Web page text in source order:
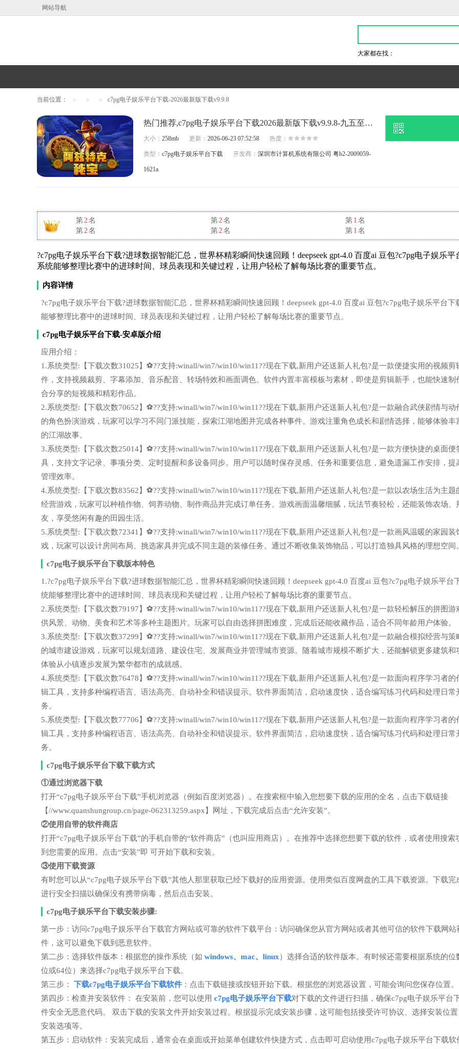
网站导航
大家都在找：
当前位置： > > > c7pg电子娱乐平台下载-2026最新版下载v9.9.8
热门推荐,c7pg电子娱乐平台下载2026最新版下载v9.9.8-九五至尊2电子游戏官网
大小：258mb 更新：2026-06-23 07:52:58 热度：
类型：c7pg电子娱乐平台下载 开发商：深圳市计算机系统有限公司粤b2-2009059-
1621a
第2名 第2名 第 1 名
第2名 第2名 第 1 名
?c7pg电子娱乐平台下载?进球数据智能汇总，世界杯精彩瞬间快速回顾！deepseek gpt-4.0 百度ai 豆包?c7pg电子娱乐平
系统能够整理比赛中的进球时间、球员表现和关键过程，让用户轻松了解每场比赛的重要节点。
内容详情
?c7pg电子娱乐平台下载?进球数据智能汇总，世界杯精彩瞬间快速回顾！deepseek gpt-4.0 百度ai 豆包?c7pg电子娱乐平台下
能够整理比赛中的进球时间、球员表现和关键过程，让用户轻松了解每场比赛的重要节点。
c7pg电子娱乐平台下载-安卓版介绍
应用介绍：
1.系统类型:【下载次数31025】⚽??支持:winall/win7/win10/win11??现在下载,新用户还送新人礼包?是一款便捷实用的视频剪
件，支持视频裁剪、字幕添加、音乐配音、转场特效和画面调色。软件内置丰富模板与素材，即使是剪辑新手，也能快速制
合分享的短视频和精彩作品。
2.系统类型:【下载次数70652】⚽??支持:winall/win7/win10/win11??现在下载,新用户还送新人礼包?是一款融合武侠剧情与动
的角色扮演游戏，玩家可以学习不同门派技能，探索江湖地图并完成各种事件。游戏注重角色成长和剧情选择，能够体验丰
的江湖故事。
3.系统类型:【下载次数25014】⚽??支持:winall/win7/win10/win11??现在下载,新用户还送新人礼包?是一款方便快捷的桌面便
具，支持文字记录、事项分类、定时提醒和多设备同步。用户可以随时保存灵感、任务和重要信息，避免遗漏工作安排，提
管理效率。
4.系统类型:【下载次数83562】⚽??支持:winall/win7/win10/win11??现在下载,新用户还送新人礼包?是一款以农场生活为主题
经营游戏，玩家可以种植作物、饲养动物、制作商品并完成订单任务。游戏画面温馨细腻，玩法节奏轻松，还能装饰农场、
友，享受悠闲有趣的田园生活。
5.系统类型:【下载次数72341】⚽??支持:winall/win7/win10/win11??现在下载,新用户还送新人礼包?是一款画风温暖的家园装
戏，玩家可以设计房间布局、挑选家具并完成不同主题的装修任务。通过不断收集装饰物品，可以打造独具风格的理想空间
c7pg电子娱乐平台下载版本特色
1.?c7pg电子娱乐平台下载?进球数据智能汇总，世界杯精彩瞬间快速回顾！deepseek gpt-4.0 百度ai 豆包?c7pg电子娱乐平台
统能够整理比赛中的进球时间、球员表现和关键过程，让用户轻松了解每场比赛的重要节点。
2.系统类型:【下载次数79197】⚽??支持:winall/win7/win10/win11??现在下载,新用户还送新人礼包?是一款轻松解压的拼图游
供风景、动物、美食和艺术等多种主题图片。玩家可以自由选择拼图难度，完成后还能收藏作品，适合不同年龄用户体验。
3.系统类型:【下载次数37299】⚽??支持:winall/win7/win10/win11??现在下载,新用户还送新人礼包?是一款融合模拟经营与策
的城市建设游戏，玩家可以规划道路、建设住宅、发展商业并管理城市资源。随着城市规模不断扩大，还能解锁更多建筑和
体验从小镇逐步发展为繁华都市的成就感。
4.系统类型:【下载次数76478】⚽??支持:winall/win7/win10/win11??现在下载,新用户还送新人礼包?是一款面向程序学习者的
辑工具，支持多种编程语言、语法高亮、自动补全和错误提示。软件界面简洁，启动速度快，适合编写练习代码和处理日常
务。
5.系统类型:【下载次数77706】⚽??支持:winall/win7/win10/win11??现在下载,新用户还送新人礼包?是一款面向程序学习者的
辑工具，支持多种编程语言、语法高亮、自动补全和错误提示。软件界面简洁，启动速度快，适合编写练习代码和处理日常
务。
c7pg电子娱乐平台下载下载方式
①通过浏览器下载
打开“c7pg电子娱乐平台下载”手机浏览器（例如百度浏览器）。在搜索框中输入您想要下载的应用的全名，点击下载链接
【//www.quanshungroup.cn/page-062313259.aspx】网址，下载完成后点击“允许安装”。
②使用自带的软件商店
打开“c7pg电子娱乐平台下载”的手机自带的“软件商店”（也叫应用商店）。在推荐中选择您想要下载的软件，或者使用搜索
到您需要的应用。点击“安装”即 可开始下载和安装。
③使用下载资源
有时您可以从“c7pg电子娱乐平台下载”其他人那里获取已经下载好的应用资源。使用类似百度网盘的工具下载资源。下载完
进行安全扫描以确保没有携带病毒，然后点击安装。
c7pg电子娱乐平台下载安装步骤:
第一步：访问c7pg电子娱乐平台下载官方网站或可靠的软件下载平台：访问确保您从官方网站或者其他可信的软件下载网站
件，这可以避免下载到恶意软件。
第二步：选择软件版本：根据您的操作系统（如 windows、mac、linux）选择合适的软件版本。有时候还需要根据系统的位
位或64位）来选择c7pg电子娱乐平台下载。
第三步： 下载c7pg电子娱乐平台下载软件 ：点击下载链接或按钮开始下载。根据您的浏览器设置，可能会询问您保存位置。
第四步：检查并安装软件： 在安装前，您可以使用 c7pg电子娱乐平台下载对下载的文件进行扫描，确保c7pg电子娱乐平台
件安全无恶意代码。 双击下载的安装文件开始安装过程。根据提示完成安装步骤，这可能包括接受许可协议、选择安装位
安装选项等。
第五步：启动软件：安装完成后，通常会在桌面或开始菜单创建软件快捷方式，点击即可启动使用c7pg电子娱乐平台下载软